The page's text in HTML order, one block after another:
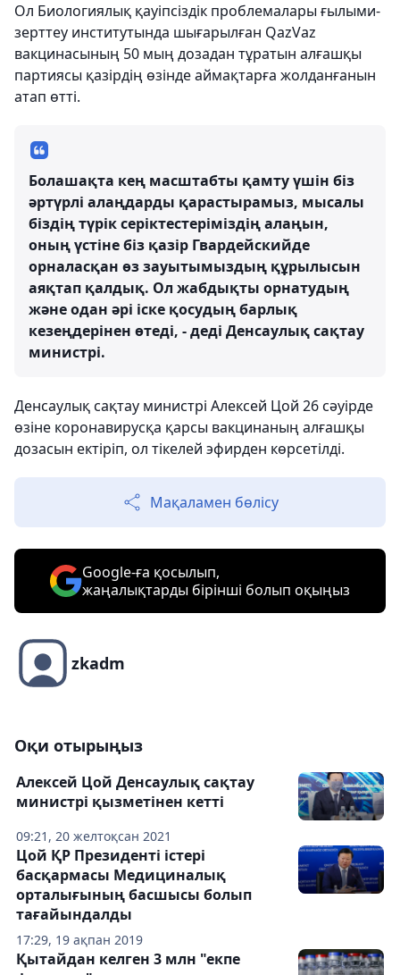
Ол Биологиялық қауіпсіздік проблемалары ғылыми-
зерттеу институтында шығарылған QazVaz
вакцинасының 50 мың дозадан тұратын алғашқы
партиясы қазірдің өзінде аймақтарға жолданғанын
атап өтті.
Болашақта кең масштабты қамту үшін біз
әртүрлі алаңдарды қарастырамыз, мысалы
біздің түрік серіктестеріміздің алаңын,
оның үстіне біз қазір Гвардейскийде
орналасқан өз зауытымыздың құрылысын
аяқтап қалдық. Ол жабдықты орнатудың
және одан әрі іске қосудың барлық
кезеңдерінен өтеді, - деді Денсаулық сақтау
министрі.
Денсаулық сақтау министрі Алексей Цой 26 сәуірде
өзіне коронавирусқа қарсы вакцинаның алғашқы
дозасын ектіріп, ол тікелей эфирден көрсетілді.
Мақаламен бөлісу
Google-ға қосылып,
жаңалықтарды бірінші болып оқыңыз
zkadm
Оқи отырыңыз
09:21, 20 желтоқсан 2021
Алексей Цой Денсаулық сақтау
министрі қызметінен кетті
17:29, 19 ақпан 2019
Цой ҚР Президенті істері
басқармасы Медициналық
орталығының басшысы болып
тағайындалды
Қытайдан келген 3 млн "екпе